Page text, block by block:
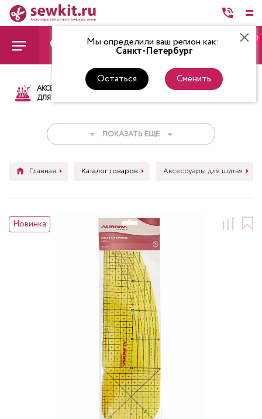
Мы определили ваш регион как:
Санкт-Петербург
Остаться Сменить
0
АКСЕССУАРЫ
ДЛЯ ШИТЬЯ
ТКАНИ НИТКИ
ПОКАЗАТЬ ЕЩЕ
Главная Каталог товаров Аксессуары для шитья
Новинка